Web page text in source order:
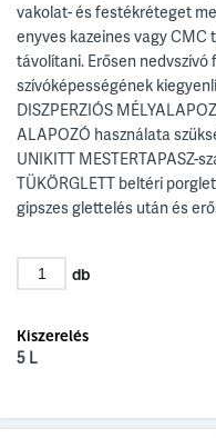
vakolat- és festékréteget
enyves kazeines vagy
távolítani. Erősen
szívóképességének
DISZPERZIÓS
ALAPOZÓ használata
UNIKITT MESTERTAPASZ-
TÜKÖRGLETT beltéri
gipszes glettelés után és
db
Kiszerelés
5 L